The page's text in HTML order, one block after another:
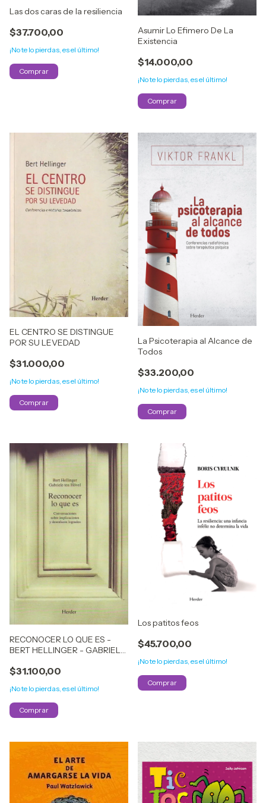
Las dos caras de la resiliencia
$37.700,00
¡No te lo pierdas, es el último!
Asumir Lo Efimero De La
Existencia
$14.000,00
¡No te lo pierdas, es el último!
EL CENTRO SE DISTINGUE
POR SU LEVEDAD
$31.000,00
¡No te lo pierdas, es el último!
La Psicoterapia al Alcance de
Todos
$33.200,00
¡No te lo pierdas, es el último!
RECONOCER LO QUE ES -
BERT HELLINGER - GABRIELE
$31.100,00
¡No te lo pierdas, es el último!
Los patitos feos
$45.700,00
¡No te lo pierdas, es el último!